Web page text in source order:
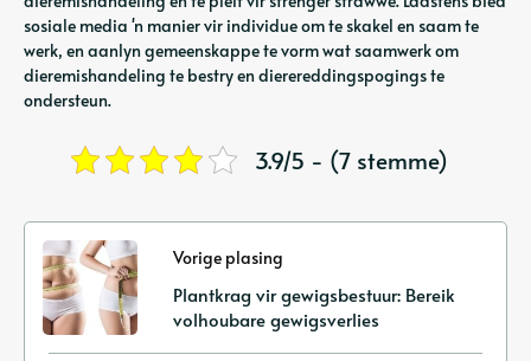
sosiale media 'n manier vir individue om te skakel en saam te
werk, en aanlyn gemeenskappe te vorm wat saamwerk om
dieremishandeling te bestry en dierereddingspogings te
ondersteun.
3.9/5 - (7 stemme)
Vorige plasing
Plantkrag vir gewigsbestuur: Bereik
volhoubare gewigsverlies